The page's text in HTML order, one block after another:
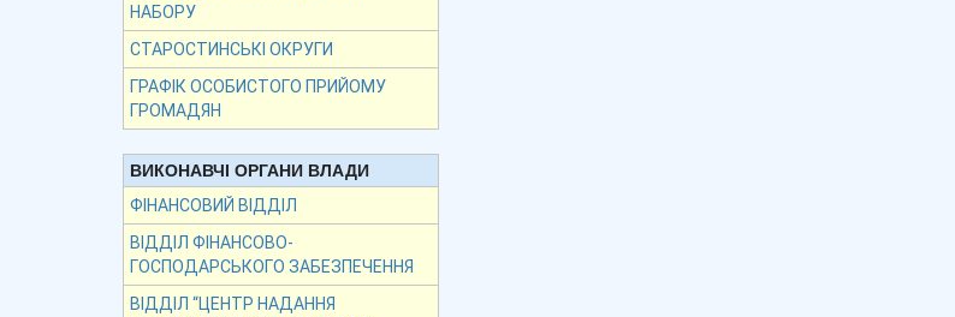
НАБОРУ
СТАРОСТИНСЬКІ ОКРУГИ
ГРАФІК ОСОБИСТОГО ПРИЙОМУ
ГРОМАДЯН
ВИКОНАВЧІ ОРГАНИ ВЛАДИ
ФІНАНСОВИЙ ВІДДІЛ
ВІДДІЛ ФІНАНСОВО-
ГОСПОДАРСЬКОГО ЗАБЕЗПЕЧЕННЯ
ВІДДІЛ “ЦЕНТР НАДАННЯ